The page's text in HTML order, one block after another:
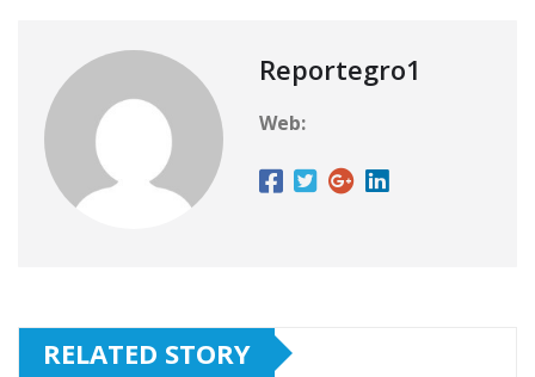
Reportegro1
Web:
RELATED STORY